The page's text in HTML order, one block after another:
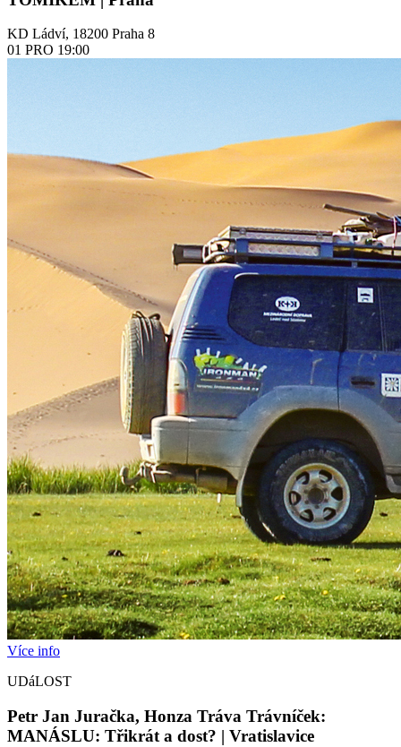
KD Ládví, 18200 Praha 8
01 PRO 19:00
Více info
UDáLOST
Petr Jan Juračka, Honza Tráva Trávníček:
MANÁSLU: Třikrát a dost? | Vratislavice